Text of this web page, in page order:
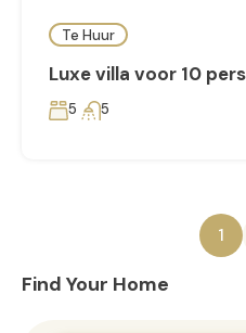
Te Huur
Luxe villa voor 10
5 5
1
Find Your Home